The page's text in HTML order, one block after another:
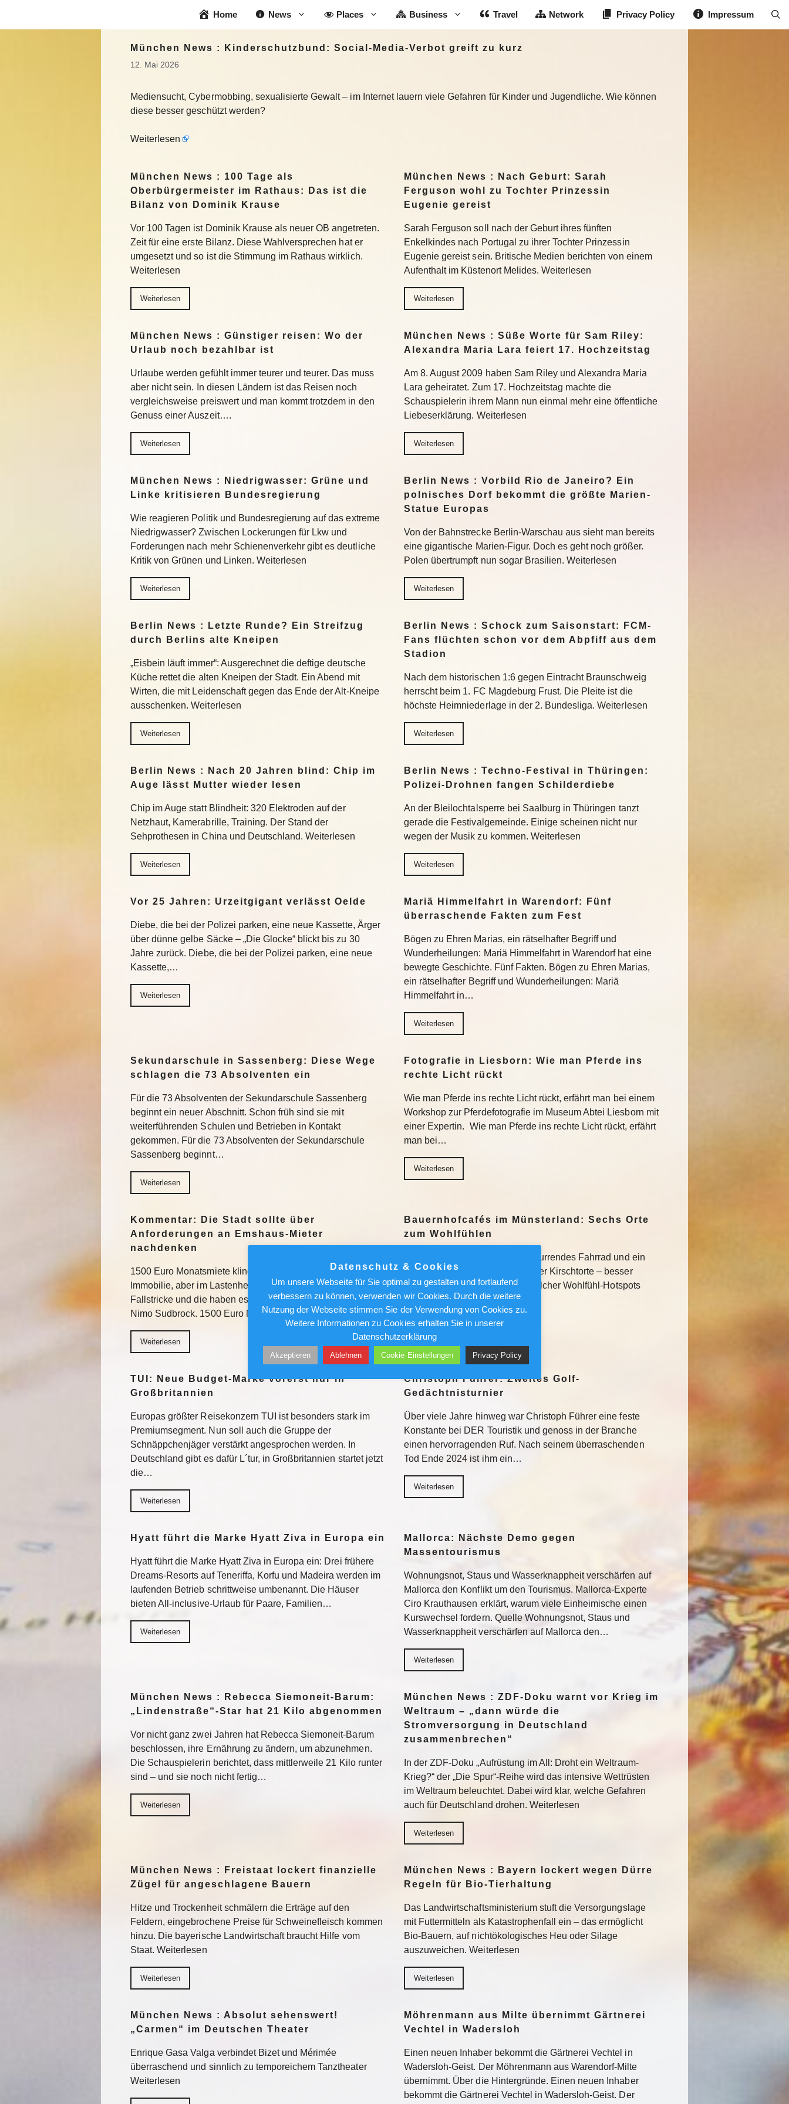
Home News Places Business Travel Network Privacy Policy Impressum
München News : Kinderschutzbund: Social-Media-Verbot greift zu kurz
12. Mai 2026
Mediensucht, Cybermobbing, sexualisierte Gewalt – im Internet lauern viele Gefahren für Kinder und Jugendliche. Wie können
diese besser geschützt werden?
Weiterlesen
München News : 100 Tage als
Oberbürgermeister im Rathaus: Das ist die
Bilanz von Dominik Krause
Vor 100 Tagen ist Dominik Krause als neuer OB angetreten.
Zeit für eine erste Bilanz. Diese Wahlversprechen hat er
umgesetzt und so ist die Stimmung im Rathaus wirklich.
Weiterlesen
Weiterlesen
München News : Nach Geburt: Sarah
Ferguson wohl zu Tochter Prinzessin
Eugenie gereist
Sarah Ferguson soll nach der Geburt ihres fünften
Enkelkindes nach Portugal zu ihrer Tochter Prinzessin
Eugenie gereist sein. Britische Medien berichten von einem
Aufenthalt im Küstenort Melides. Weiterlesen
Weiterlesen
München News : Günstiger reisen: Wo der
Urlaub noch bezahlbar ist
Urlaube werden gefühlt immer teurer und teurer. Das muss
aber nicht sein. In diesen Ländern ist das Reisen noch
vergleichsweise preiswert und man kommt trotzdem in den
Genuss einer Auszeit….
Weiterlesen
München News : Süße Worte für Sam Riley:
Alexandra Maria Lara feiert 17. Hochzeitstag
Am 8. August 2009 haben Sam Riley und Alexandra Maria
Lara geheiratet. Zum 17. Hochzeitstag machte die
Schauspielerin ihrem Mann nun einmal mehr eine öffentliche
Liebeserklärung. Weiterlesen
Weiterlesen
München News : Niedrigwasser: Grüne und
Linke kritisieren Bundesregierung
Wie reagieren Politik und Bundesregierung auf das extreme
Niedrigwasser? Zwischen Lockerungen für Lkw und
Forderungen nach mehr Schienenverkehr gibt es deutliche
Kritik von Grünen und Linken. Weiterlesen
Weiterlesen
Berlin News : Vorbild Rio de Janeiro? Ein
polnisches Dorf bekommt die größte Marien-
Statue Europas
Von der Bahnstrecke Berlin-Warschau aus sieht man bereits
eine gigantische Marien-Figur. Doch es geht noch größer.
Polen übertrumpft nun sogar Brasilien. Weiterlesen
Weiterlesen
Berlin News : Letzte Runde? Ein Streifzug
durch Berlins alte Kneipen
„Eisbein läuft immer“: Ausgerechnet die deftige deutsche
Küche rettet die alten Kneipen der Stadt. Ein Abend mit
Wirten, die mit Leidenschaft gegen das Ende der Alt-Kneipe
ausschenken. Weiterlesen
Weiterlesen
Berlin News : Schock zum Saisonstart: FCM-
Fans flüchten schon vor dem Abpfiff aus dem
Stadion
Nach dem historischen 1:6 gegen Eintracht Braunschweig
herrscht beim 1. FC Magdeburg Frust. Die Pleite ist die
höchste Heimniederlage in der 2. Bundesliga. Weiterlesen
Weiterlesen
Berlin News : Nach 20 Jahren blind: Chip im
Auge lässt Mutter wieder lesen
Chip im Auge statt Blindheit: 320 Elektroden auf der
Netzhaut, Kamerabrille, Training. Der Stand der
Sehprothesen in China und Deutschland. Weiterlesen
Weiterlesen
Berlin News : Techno-Festival in Thüringen:
Polizei-Drohnen fangen Schilderdiebe
An der Bleilochtalsperre bei Saalburg in Thüringen tanzt
gerade die Festivalgemeinde. Einige scheinen nicht nur
wegen der Musik zu kommen. Weiterlesen
Weiterlesen
Vor 25 Jahren: Urzeitgigant verlässt Oelde
Diebe, die bei der Polizei parken, eine neue Kassette, Ärger
über dünne gelbe Säcke – „Die Glocke“ blickt bis zu 30
Jahre zurück. Diebe, die bei der Polizei parken, eine neue
Kassette,…
Weiterlesen
Mariä Himmelfahrt in Warendorf: Fünf
überraschende Fakten zum Fest
Bögen zu Ehren Marias, ein rätselhafter Begriff und
Wunderheilungen: Mariä Himmelfahrt in Warendorf hat eine
bewegte Geschichte. Fünf Fakten. Bögen zu Ehren Marias,
ein rätselhafter Begriff und Wunderheilungen: Mariä
Himmelfahrt in…
Weiterlesen
Sekundarschule in Sassenberg: Diese Wege
schlagen die 73 Absolventen ein
Für die 73 Absolventen der Sekundarschule Sassenberg
beginnt ein neuer Abschnitt. Schon früh sind sie mit
weiterführenden Schulen und Betrieben in Kontakt
gekommen. Für die 73 Absolventen der Sekundarschule
Sassenberg beginnt…
Weiterlesen
Fotografie in Liesborn: Wie man Pferde ins
rechte Licht rückt
Wie man Pferde ins rechte Licht rückt, erfährt man bei einem
Workshop zur Pferdefotografie im Museum Abtei Liesborn mit
einer Expertin. Wie man Pferde ins rechte Licht rückt, erfährt
man bei…
Weiterlesen
Kommentar: Die Stadt sollte über
Anforderungen an Emshaus-Mieter
nachdenken
1500 Euro Monatsmiete klingt nach einer attraktiven
Immobilie, aber im Lastenheft für künftige Mieter lauern auch
Fallstricke und die haben es in sich. Das meint Redakteur
Nimo Sudbrock. 1500 Euro Monatsmiete…
Weiterlesen
Bauernhofcafés im Münsterland: Sechs Orte
zum Wohlfühlen
Ein milder Nachmittag, ein schnurrendes Fahrrad und ein
Bauernhofcafé mit Schwarzwälder Kirschtorte – besser
geht’s nicht. Wir stellen sechs solcher Wohlfühl-Hotspots
vor. Weiterlesen
Weiterlesen
TUI: Neue Budget-Marke vorerst nur in
Großbritannien
Europas größter Reisekonzern TUI ist besonders stark im
Premiumsegment. Nun soll auch die Gruppe der
Schnäppchenjäger verstärkt angesprochen werden. In
Deutschland gibt es dafür L´tur, in Großbritannien startet jetzt
die…
Weiterlesen
Christoph Führer: Zweites Golf-
Gedächtnisturnier
Über viele Jahre hinweg war Christoph Führer eine feste
Konstante bei DER Touristik und genoss in der Branche
einen hervorragenden Ruf. Nach seinem überraschenden
Tod Ende 2024 ist ihm ein…
Weiterlesen
Hyatt führt die Marke Hyatt Ziva in Europa ein
Hyatt führt die Marke Hyatt Ziva in Europa ein: Drei frühere
Dreams-Resorts auf Teneriffa, Korfu und Madeira werden im
laufenden Betrieb schrittweise umbenannt. Die Häuser
bieten All-inclusive-Urlaub für Paare, Familien…
Weiterlesen
Mallorca: Nächste Demo gegen
Massentourismus
Wohnungsnot, Staus und Wasserknappheit verschärfen auf
Mallorca den Konflikt um den Tourismus. Mallorca-Experte
Ciro Krauthausen erklärt, warum viele Einheimische einen
Kurswechsel fordern. Quelle Wohnungsnot, Staus und
Wasserknappheit verschärfen auf Mallorca den…
Weiterlesen
München News : Rebecca Siemoneit-Barum:
„Lindenstraße“-Star hat 21 Kilo abgenommen
Vor nicht ganz zwei Jahren hat Rebecca Siemoneit-Barum
beschlossen, ihre Ernährung zu ändern, um abzunehmen.
Die Schauspielerin berichtet, dass mittlerweile 21 Kilo runter
sind – und sie noch nicht fertig…
Weiterlesen
München News : ZDF-Doku warnt vor Krieg im
Weltraum – „dann würde die
Stromversorgung in Deutschland
zusammenbrechen“
In der ZDF-Doku „Aufrüstung im All: Droht ein Weltraum-
Krieg?“ der „Die Spur“-Reihe wird das intensive Wettrüsten
im Weltraum beleuchtet. Dabei wird klar, welche Gefahren
auch für Deutschland drohen. Weiterlesen
Weiterlesen
München News : Freistaat lockert finanzielle
Zügel für angeschlagene Bauern
Hitze und Trockenheit schmälern die Erträge auf den
Feldern, eingebrochene Preise für Schweinefleisch kommen
hinzu. Die bayerische Landwirtschaft braucht Hilfe vom
Staat. Weiterlesen
Weiterlesen
München News : Bayern lockert wegen Dürre
Regeln für Bio-Tierhaltung
Das Landwirtschaftsministerium stuft die Versorgungslage
mit Futtermitteln als Katastrophenfall ein – das ermöglicht
Bio-Bauern, auf nichtökologisches Heu oder Silage
auszuweichen. Weiterlesen
Weiterlesen
München News : Absolut sehenswert!
„Carmen“ im Deutschen Theater
Enrique Gasa Valga verbindet Bizet und Mérimée
überraschend und sinnlich zu temporeichem Tanztheater
Weiterlesen
Möhrenmann aus Milte übernimmt Gärtnerei
Vechtel in Wadersloh
Einen neuen Inhaber bekommt die Gärtnerei Vechtel in
Wadersloh-Geist. Der Möhrenmann aus Warendorf-Milte
übernimmt. Über die Hintergründe. Einen neuen Inhaber
bekommt die Gärtnerei Vechtel in Wadersloh-Geist. Der
Datenschutz & Cookies
Um unsere Webseite für Sie optimal zu gestalten und fortlaufend
verbessern zu können, verwenden wir Cookies. Durch die weitere
Nutzung der Webseite stimmen Sie der Verwendung von Cookies zu.
Weitere Informationen zu Cookies erhalten Sie in unserer
Datenschutzerklärung
Akzeptieren Ablehnen Cookie Einstellungen Privacy Policy